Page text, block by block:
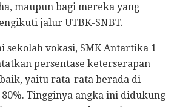
maupun bagi mereka yang
jalur UTBK-SNBT.
sekolah vokasi, SMK Antartika 1
persentase keterserapan
yaitu rata-rata berada di
80%. Tingginya angka ini didukung